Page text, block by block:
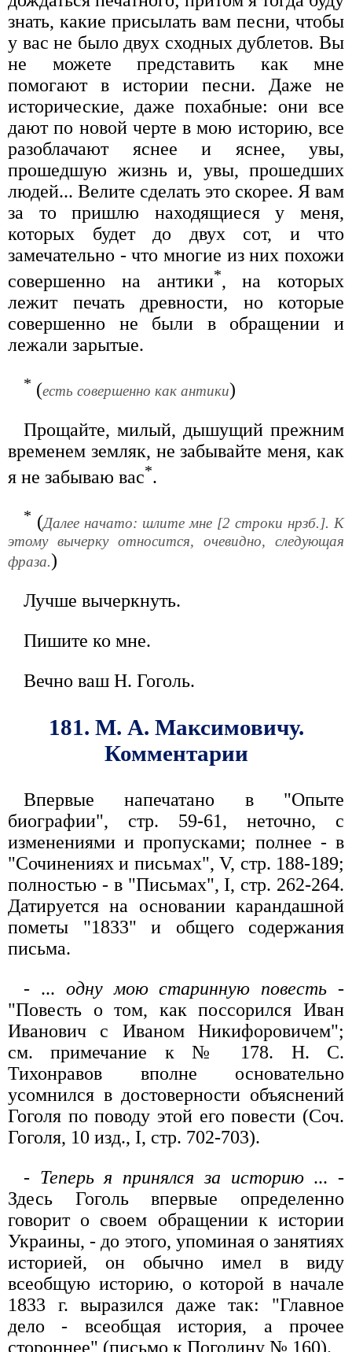
знать, какие присылать вам песни, чтобы
у вас не было двух сходных дублетов. Вы
не можете представить как мне
помогают в истории песни. Даже не
исторические, даже похабные: они все
дают по новой черте в мою историю, все
разоблачают яснее и яснее, увы,
прошедшую жизнь и, увы, прошедших
людей... Велите сделать это скорее. Я вам
за то пришлю находящиеся у меня,
которых будет до двух сот, и что
замечательно - что многие из них похожи
совершенно на антики*, на которых
лежит печать древности, но которые
совершенно не были в обращении и
лежали зарытые.
* (есть совершенно как антики)
Прощайте, милый, дышущий прежним
временем земляк, не забывайте меня, как
я не забываю вас*.
* (Далее начато: шлите мне [2 строки нрзб.]. К
этому вычерку относится, очевидно, следующая
фраза.)
Лучше вычеркнуть.
Пишите ко мне.
Вечно ваш Н. Гоголь.
181. М. А. Максимовичу.
Комментарии
Впервые напечатано в "Опыте
биографии", стр. 59-61, неточно, с
изменениями и пропусками; полнее - в
"Сочинениях и письмах", V, стр. 188-189;
полностью - в "Письмах", I, стр. 262-264.
Датируется на основании карандашной
пометы "1833" и общего содержания
письма.
- ... одну мою старинную повесть-
"Повесть о том, как поссорился Иван
Иванович с Иваном Никифоровичем";
см. примечание к № 178. Н. С.
Тихонравов вполне основательно
усомнился в достоверности объяснений
Гоголя по поводу этой его повести (Соч.
Гоголя, 10 изд., I, стр. 702-703).
- Теперь я принялся за историю ... -
Здесь Гоголь впервые определенно
говорит о своем обращении к истории
Украины, - до этого, упоминая о занятиях
историей, он обычно имел в виду
всеобщую историю, о которой в начале
1833 г. выразился даже так: "Главное
дело - всеобщая история, а прочее
стороннее" (письмо к Погодину № 160).